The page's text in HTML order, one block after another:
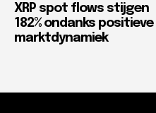
XRP spot flows stijgen
182% ondanks positieve
marktdynamiek